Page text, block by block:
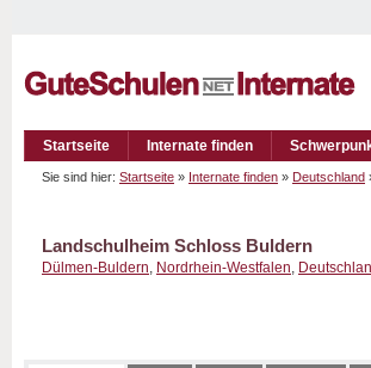
Startseite Internate finden
Sie sind hier: Startseite » Internate finden » Deutschland
Landschulheim Schloss Buldern
Dülmen-Buldern, Nordrhein-Westfalen,